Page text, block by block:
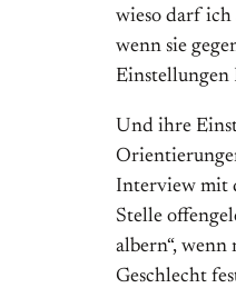
wieso darf
wenn sie
Einstellungen
Und ihre
Interview mit
Stelle
albern“, wenn
Geschlecht